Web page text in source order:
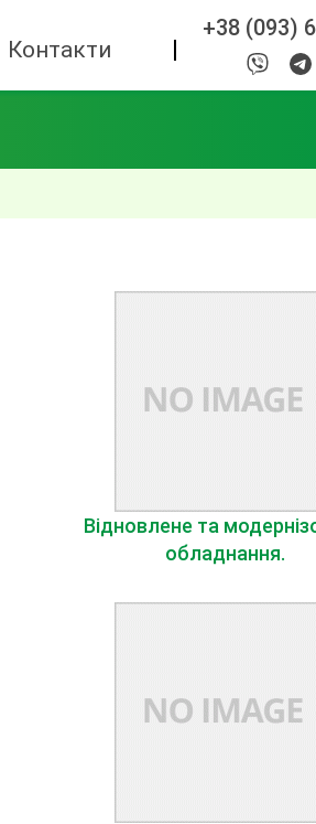
Контакти
+38 (093)
Відновлене та
обладнання.